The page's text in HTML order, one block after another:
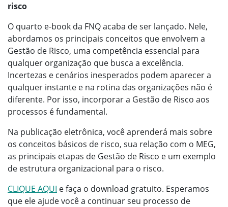
risco
O quarto e-book da FNQ acaba de ser lançado. Nele,
abordamos os principais conceitos que envolvem a
Gestão de Risco, uma competência essencial para
qualquer organização que busca a excelência.
Incertezas e cenários inesperados podem aparecer a
qualquer instante e na rotina das organizações não é
diferente. Por isso, incorporar a Gestão de Risco aos
processos é fundamental.
Na publicação eletrônica, você aprenderá mais sobre
os conceitos básicos de risco, sua relação com o MEG,
as principais etapas de Gestão de Risco e um exemplo
de estrutura organizacional para o risco.
CLIQUE AQUI e faça o download gratuito. Esperamos
que ele ajude você a continuar seu processo de